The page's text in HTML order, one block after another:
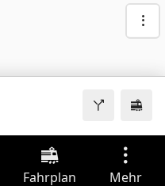
Fahrplan Mehr